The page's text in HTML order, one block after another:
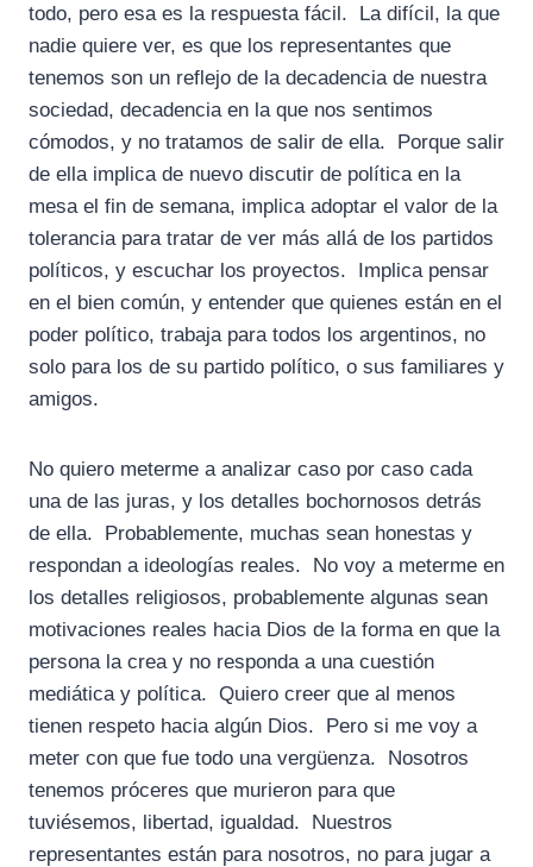
todo, pero esa es la respuesta fácil. La difícil, la que
nadie quiere ver, es que los representantes que
tenemos son un reflejo de la decadencia de nuestra
sociedad, decadencia en la que nos sentimos
cómodos, y no tratamos de salir de ella. Porque salir
de ella implica de nuevo discutir de política en la
mesa el fin de semana, implica adoptar el valor de la
tolerancia para tratar de ver más allá de los partidos
políticos, y escuchar los proyectos. Implica pensar
en el bien común, y entender que quienes están en el
poder político, trabaja para todos los argentinos, no
solo para los de su partido político, o sus familiares y
amigos.
No quiero meterme a analizar caso por caso cada
una de las juras, y los detalles bochornosos detrás
de ella. Probablemente, muchas sean honestas y
respondan a ideologías reales. No voy a meterme en
los detalles religiosos, probablemente algunas sean
motivaciones reales hacia Dios de la forma en que la
persona la crea y no responda a una cuestión
mediática y política. Quiero creer que al menos
tienen respeto hacia algún Dios. Pero si me voy a
meter con que fue todo una vergüenza. Nosotros
tenemos próceres que murieron para que
tuviésemos, libertad, igualdad. Nuestros
representantes están para nosotros, no para jugar a